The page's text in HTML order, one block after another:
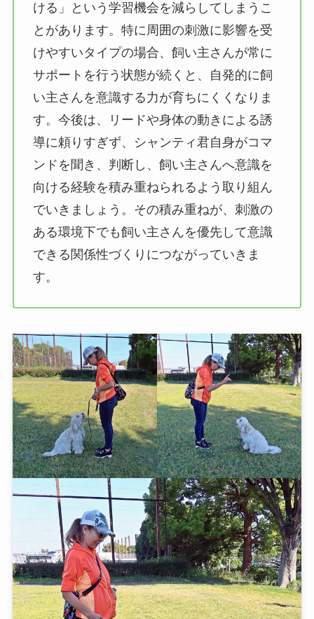
ける」という学習機会を減らしてしまうこ
とがあります。特に周囲の刺激に影響を受
けやすいタイプの場合、飼い主さんが常に
サポートを行う状態が続くと、自発的に飼
い主さんを意識する力が育ちにくくなりま
す。今後は、リードや身体の動きによる誘
導に頼りすぎず、シャンティ君自身がコマ
ンドを聞き、判断し、飼い主さんへ意識を
向ける経験を積み重ねられるよう取り組ん
でいきましょう。その積み重ねが、刺激の
ある環境下でも飼い主さんを優先して意識
できる関係性づくりにつながっていきま
す。